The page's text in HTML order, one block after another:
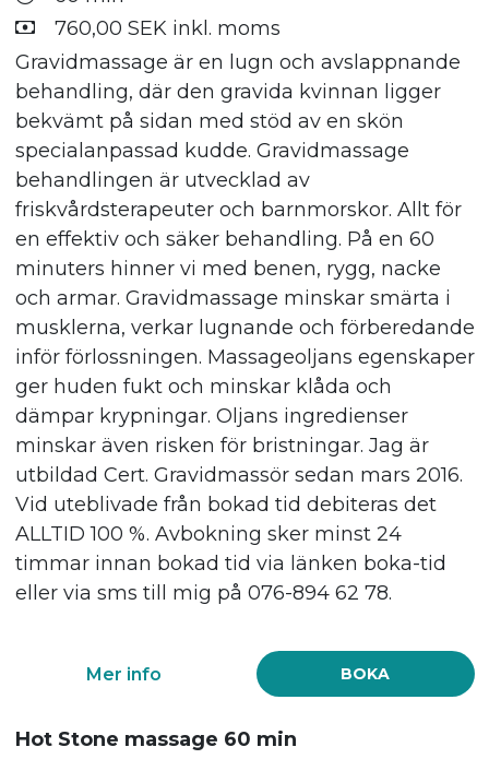
760,00 SEK inkl. moms
Gravidmassage är en lugn och avslappnande
behandling, där den gravida kvinnan ligger
bekvämt på sidan med stöd av en skön
specialanpassad kudde. Gravidmassage
behandlingen är utvecklad av
friskvårdsterapeuter och barnmorskor. Allt för
en effektiv och säker behandling. På en 60
minuters hinner vi med benen, rygg, nacke
och armar. Gravidmassage minskar smärta i
musklerna, verkar lugnande och förberedande
inför förlossningen. Massageoljans egenskaper
ger huden fukt och minskar klåda och
dämpar krypningar. Oljans ingredienser
minskar även risken för bristningar. Jag är
utbildad Cert. Gravidmassör sedan mars 2016.
Vid uteblivade från bokad tid debiteras det
ALLTID 100 %. Avbokning sker minst 24
timmar innan bokad tid via länken boka-tid
eller via sms till mig på 076-894 62 78.
BOKA
Mer info
Hot Stone massage 60 min